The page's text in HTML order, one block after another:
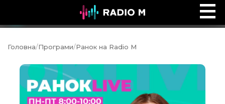
Music Ocean
Головна/Програми/Ранок на Radio M